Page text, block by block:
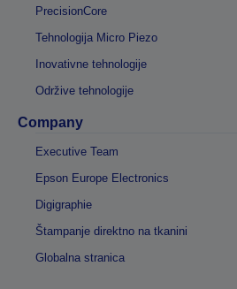
PrecisionCore
Tehnologija Micro Piezo
Inovativne tehnologije
Održive tehnologije
Company
Executive Team
Epson Europe Electronics
Digigraphie
Štampanje direktno na tkanini
Globalna stranica